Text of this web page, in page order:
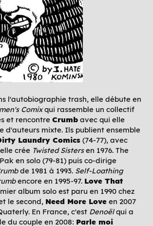
l'autobiographie trash, elle débute en
Comixqui rassemble un collectif
et rencontre Crumb avec qui elle
d'auteurs mixte. Ils publient ensemble
Laundry Comics (74-77), avec
crée Twisted Sistersen 1976. The
en solo (79-81) puis co-dirige
de 1981 à 1993. Self-Loathing
encore en 1995-97. Love That
album solo est paru en 1990 chez
le second, Need More Love en 2007
En France, c'est Denoëlqui a
du couple en 2008: Parle moi